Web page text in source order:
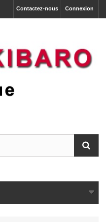
Connexion
Contactez-nous